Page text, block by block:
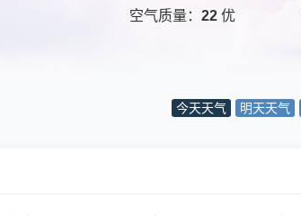
空气质量： 22 优
今天天气 明天天气